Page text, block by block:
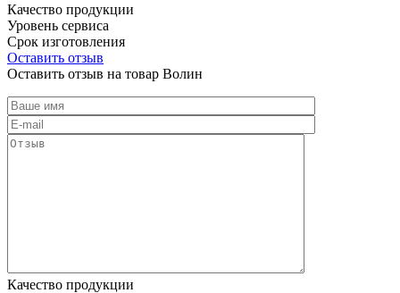
Качество продукции
Уровень сервиса
Срок изготовления
Оставить отзыв
Оставить отзыв на товар Волин
Качество продукции